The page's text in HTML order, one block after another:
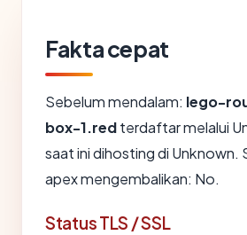
Fakta cepat
Sebelum mendalam: lego-
box-1.redterdaftar melalui
saat ini dihosting di Unknown.
apex mengembalikan: No.
Status TLS / SSL